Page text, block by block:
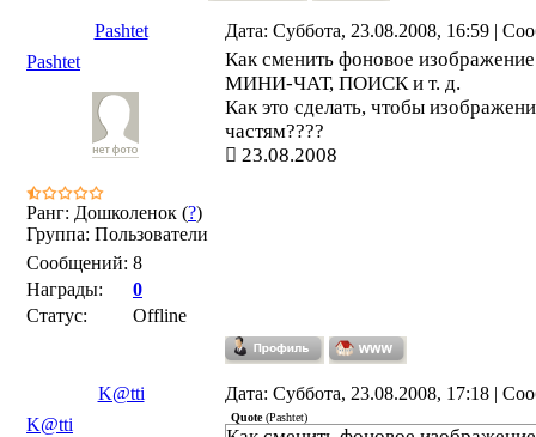
Pashtet
Дата: Суббота, 23.08.2008, 16:59 |
Pashtet
Ранг: Дошколенок (?)
Группа: Пользователи
Сообщений: 8
Награды:
0
Статус:
Offline
Как сменить фоновое
МИНИ-ЧАТ, ПОИСК и т. д.
Как это сделать, чтобы
частям????
23.08.2008
K@tti
Дата: Суббота, 23.08.2008, 17:18 |
K@tti
Quote(Pashtet)